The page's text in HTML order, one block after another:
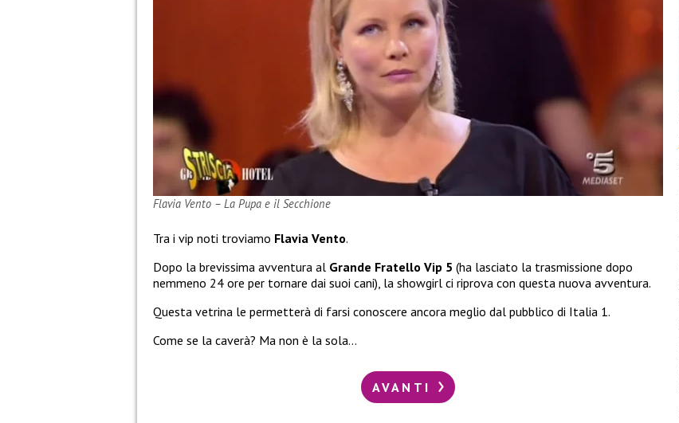
Flavia Vento – La Pupa e il Secchione
Tra i vip noti troviamo Flavia Vento.
Dopo la brevissima avventura al Grande Fratello Vip 5 (ha lasciato la trasmissione dopo
nemmeno 24 ore per tornare dai suoi cani), la showgirl ci riprova con questa nuova avventura.
Questa vetrina le permetterà di farsi conoscere ancora meglio dal pubblico di Italia 1.
Come se la caverà? Ma non è la sola…
AVANTI